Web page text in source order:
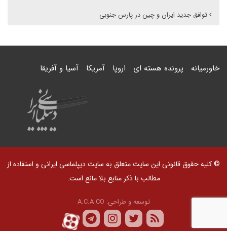
توافق جدید ایران و چین در پارس‌ جنوبی
خاورمیانه پرونده هسته ای اروپا آمریکا آسیا و آفریقا
© کلیه حقوق قانونی این سایت متعلق به سایت دیپلماسی ایرانی و استفاده از
مطالب با ذکر منابع بلا مانع است.
توسعه و طراحی: A.C.A CO